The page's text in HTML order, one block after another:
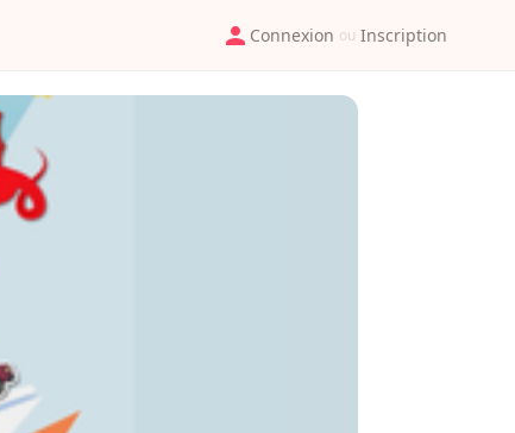
Connexion ou Inscription